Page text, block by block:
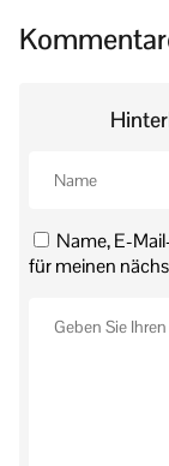
Name, E-
für meinen